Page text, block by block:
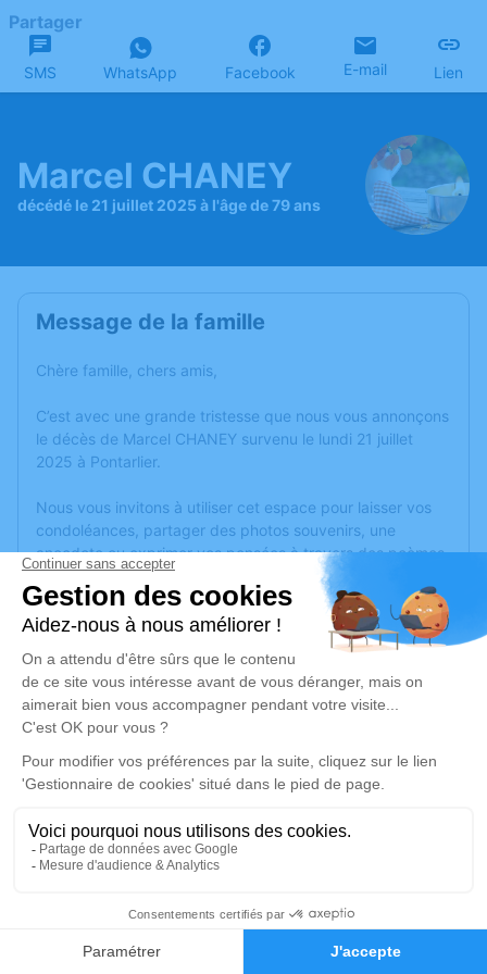
Faire-part Hommages
Partager
SMS WhatsApp Facebook E-mail Lien
Marcel CHANEY
décédé le 21 juillet 2025 à l'âge de 79 ans
Message de la famille
Chère famille, chers amis,
C’est avec une grande tristesse que nous vous annonçons
le décès de Marcel CHANEY survenu le lundi 21 juillet
2025 à Pontarlier.
Nous vous invitons à utiliser cet espace pour laisser vos
condoléances, partager des photos souvenirs, une
anecdote ou exprimer vos pensées à travers des poèmes
ou des textes. Cet endroit est un lieu d'expression dédié à
honorer la mémoire de Marcel CHANEY.
Un service de plantation d’arbre hommage estdisponible
ici.
Cérémonie religieuse
vendredi 25 juillet 2025 à 10h00
Église Saint Pierre de Pontarlier
8 bis rue Capitaine Bulle
Je rends hommage